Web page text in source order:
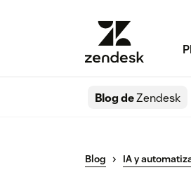
Blog deZendesk
Blog IA y